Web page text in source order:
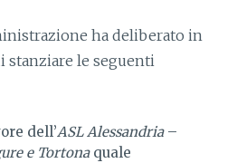
ha deliberato in
stanziare le seguenti
dell’ASL Alessandria–
e Tortonaquale